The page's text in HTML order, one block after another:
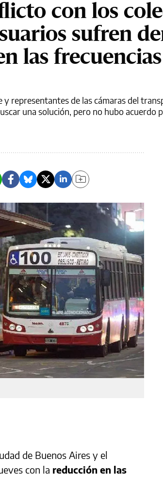
con los
sufren
las
representantes de las cámaras del
una solución, pero no hubo acuerdo
de Buenos Aires y el
con la reducción en las